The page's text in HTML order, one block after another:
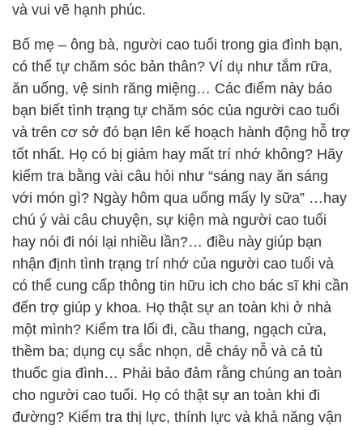
và vui vẽ hạnh phúc.
Bố mẹ – ông bà, người cao tuổi trong gia đình bạn,
có thể tự chăm sóc bản thân? Ví dụ như tắm rữa,
ăn uống, vệ sinh răng miệng… Các điểm này báo
bạn biết tình trạng tự chăm sóc của người cao tuổi
và trên cơ sở đó bạn lên kế hoạch hành động hỗ trợ
tốt nhất. Họ có bị giảm hay mất trí nhớ không? Hãy
kiểm tra bằng vài câu hỏi như “sáng nay ăn sáng
với món gì? Ngày hôm qua uống mấy ly sữa” …hay
chú ý vài câu chuyện, sự kiện mà người cao tuổi
hay nói đi nói lại nhiều lần?… điều này giúp bạn
nhận định tình trạng trí nhớ của người cao tuổi và
có thể cung cấp thông tin hữu ich cho bác sĩ khi cần
đến trợ giúp y khoa. Họ thật sự an toàn khi ở nhà
một mình? Kiểm tra lối đi, cầu thang, ngạch cửa,
thềm ba; dụng cụ sắc nhọn, dễ cháy nỗ và cả tủ
thuốc gia đình… Phải bảo đảm rằng chúng an toàn
cho người cao tuổi. Họ có thật sự an toàn khi đi
đường? Kiểm tra thị lực, thính lực và khả năng vận